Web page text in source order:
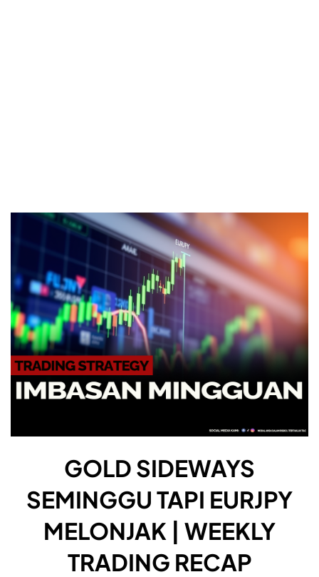
GOLD SIDEWAYS
SEMINGGU TAPI EURJPY
MELONJAK | WEEKLY
TRADING RECAP